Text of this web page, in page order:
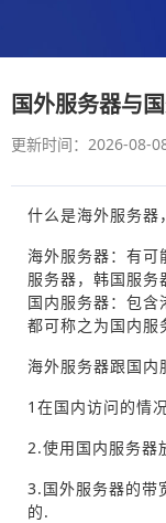
国外服务器与
更新时间：2026-08-
什么是海外服务器
海外服务器：有可
服务器，韩国服务
国内服务器：包含
都可称之为国内服
海外服务器跟国内
1在国内访问的情
2.使用国内服务器
3.国外服务器的带
的.